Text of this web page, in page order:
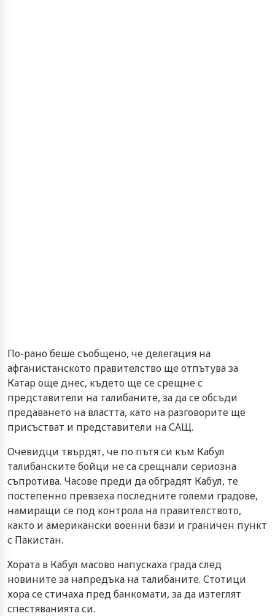
По-рано беше съобщено, че делегация на
афганистанското правителство ще отпътува за
Катар още днес, където ще се срещне с
представители на талибаните, за да се обсъди
предаването на властта, като на разговорите ще
присъстват и представители на САЩ.
Очевидци твърдят, че по пътя си към Кабул
талибанските бойци не са срещнали сериозна
съпротива. Часове преди да обградят Кабул, те
постепенно превзеха последните големи градове,
намиращи се под контрола на правителството,
както и американски военни бази и граничен пункт
с Пакистан.
Хората в Кабул масово напускаха града след
новините за напредъка на талибаните. Стотици
хора се стичаха пред банкомати, за да изтеглят
спестяванията си.